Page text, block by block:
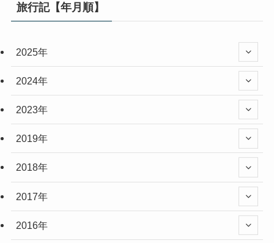
旅行記【年月順】
2025年
2024年
2023年
2019年
2018年
2017年
2016年